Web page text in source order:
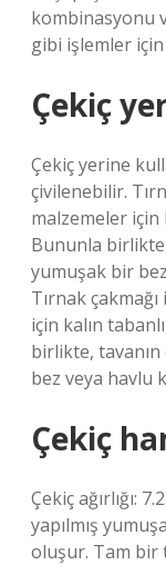
kombinasyonu
gibi işlemler için
Çekiç
Çekiç yerine
çivilenebilir.
malzemeler için
Bununla
yumuşak bir
Tırnak
için kalın
birlikte,
bez veya havlu
Çekiç
Çekiç ağırlığı:
yapılmış
oluşur. Tam bir